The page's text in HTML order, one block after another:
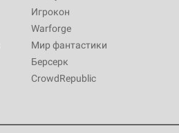
Игрокон
Warforge
Мир фантастики
Берсерк
CrowdRepublic